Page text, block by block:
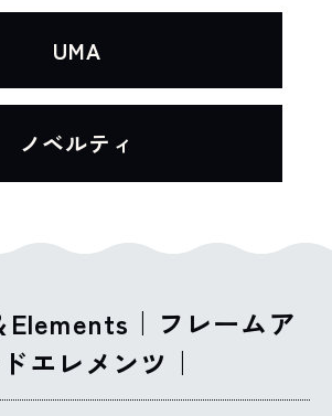
ジ遷移します。
UMA
ジ遷移します。
ノベルティ
Elements｜フレームア
エレメンツ｜